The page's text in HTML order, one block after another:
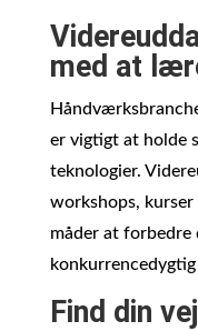
med at
er vigtigt at holde
teknologier.
workshops, kurser
måder at
Find din vej